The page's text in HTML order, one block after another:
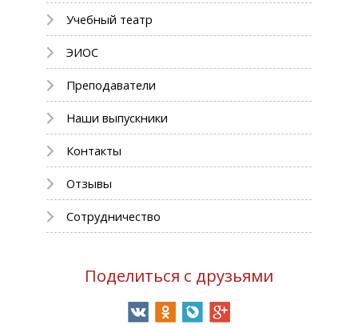
Учебный театр
ЭИОС
Преподаватели
Наши выпускники
Контакты
Отзывы
Сотрудничество
Поделиться с друзьями